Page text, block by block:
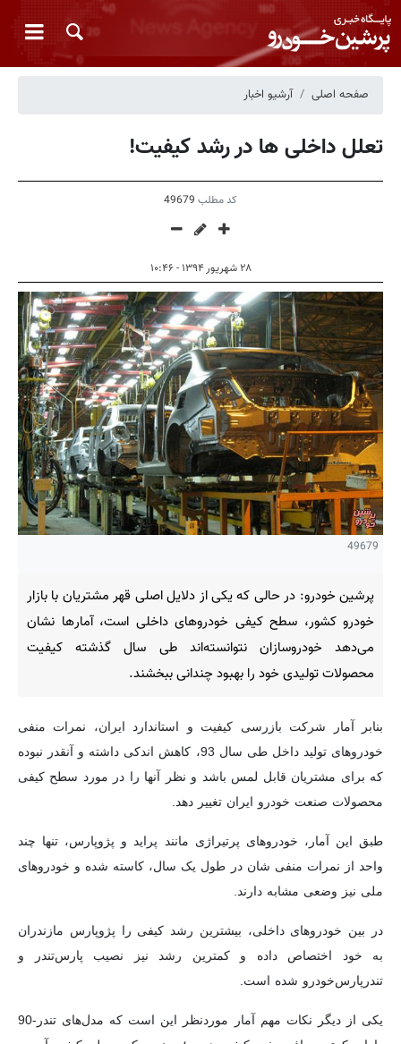
صفحه اصلی آرشیو اخبار
تعلل داخلی ها در رشد کیفیت!
کد مطلب 49679
۲۸ شهریور ۱۳۹۴ - ۱۰:۴۶
49679
پرشین خودرو: در حالی که یکی از دلایل اصلی قهر مشتریان با بازار
خودرو کشور، سطح کیفی خودروهای داخلی است، آمارها نشان
می‌دهد خودروسازان نتوانسته‌اند طی سال گذشته کیفیت
محصولات تولیدی خود را بهبود چندانی ببخشند.
بنابر آمار شرکت بازرسی کیفیت و استاندارد ایران، نمرات منفی
خودروهای تولید داخل طی سال 93، کاهش اندکی داشته و آنقدر نبوده
که برای مشتریان قابل لمس باشد و نظر آنها را در مورد سطح کیفی
محصولات صنعت خودرو ایران تغییر دهد.
طبق این آمار، خودروهای پرتیراژی مانند پراید و پژوپارس، تنها چند
واحد از نمرات منفی شان در طول یک سال، کاسته شده و خودروهای
ملی نیز وضعی مشابه دارند.
در بین خودروهای داخلی، بیشترین رشد کیفی را پژوپارس مازندران
به خود اختصاص داده و کمترین رشد نیز نصیب پارس‌تندر و
تندر‌پارس‌خودرو شده است.
یکی از دیگر نکات مهم آمار موردنظر این است که مدل‌های تندر-90